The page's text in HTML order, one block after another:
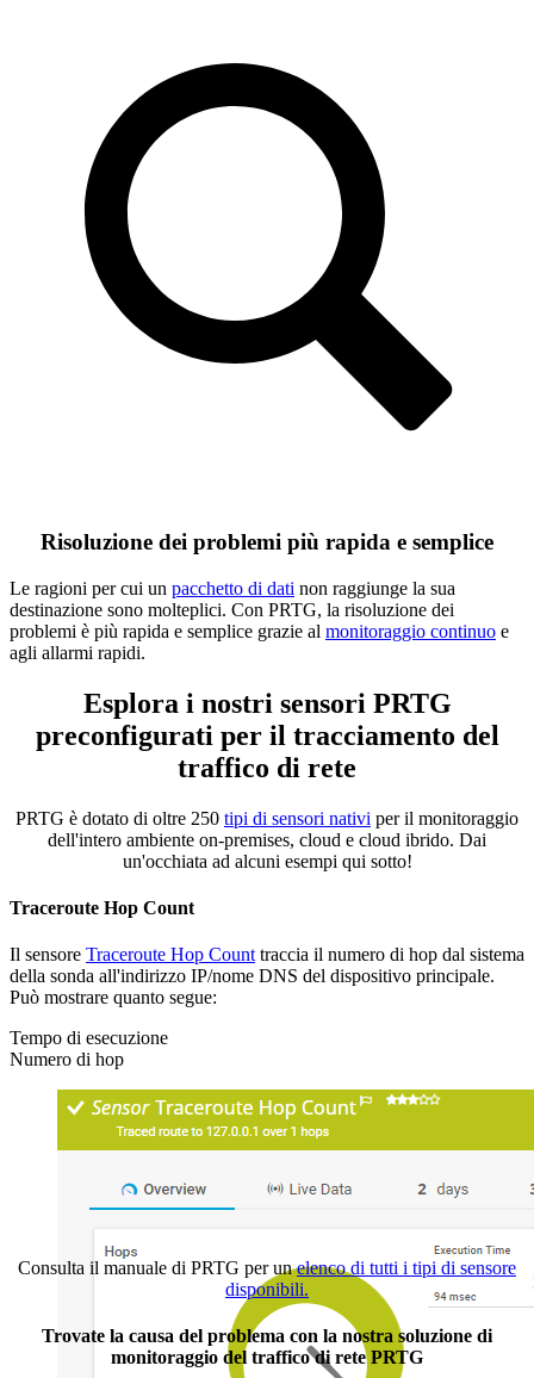
Risoluzione dei problemi più rapida e semplice
Le ragioni per cui un pacchetto di dati non raggiunge la sua
destinazione sono molteplici. Con PRTG, la risoluzione dei
problemi è più rapida e semplice grazie al monitoraggio continuo e
agli allarmi rapidi.
Esplora i nostri sensori PRTG
preconfigurati per il tracciamento del
traffico di rete
PRTG è dotato di oltre 250 tipi di sensori nativi per il monitoraggio
dell'intero ambiente on-premises, cloud e cloud ibrido. Dai
un'occhiata ad alcuni esempi qui sotto!
Traceroute Hop Count
Il sensore Traceroute Hop Count traccia il numero di hop dal sistema
della sonda all'indirizzo IP/nome DNS del dispositivo principale.
Può mostrare quanto segue:
Tempo di esecuzione
Numero di hop
Consulta il manuale di PRTG per unelenco di tutti i tipi di sensore
disponibili.
Trovate la causa del problema con la nostra soluzione di
monitoraggio del traffico di rete PRTG